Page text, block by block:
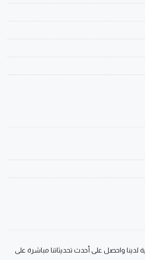
لدينا واحصل على أحدث تحديثاتنا مباشرة على